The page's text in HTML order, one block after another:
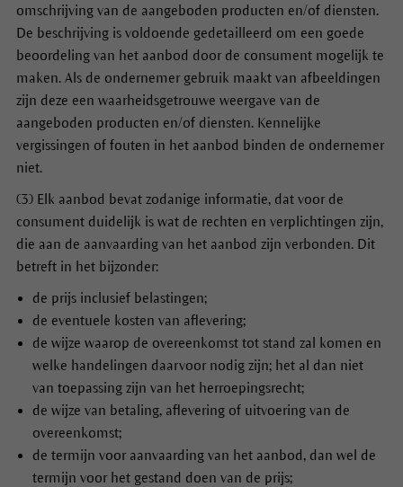
omschrijving van de aangeboden producten en/of diensten.
De beschrijving is voldoende gedetailleerd om een goede
beoordeling van het aanbod door de consument mogelijk te
maken. Als de ondernemer gebruik maakt van afbeeldingen
zijn deze een waarheidsgetrouwe weergave van de
aangeboden producten en/of diensten. Kennelijke
vergissingen of fouten in het aanbod binden de ondernemer
niet.
(3) Elk aanbod bevat zodanige informatie, dat voor de
consument duidelijk is wat de rechten en verplichtingen zijn,
die aan de aanvaarding van het aanbod zijn verbonden. Dit
betreft in het bijzonder:
de prijs inclusief belastingen;
de eventuele kosten van aflevering;
de wijze waarop de overeenkomst tot stand zal komen en
welke handelingen daarvoor nodig zijn; het al dan niet
van toepassing zijn van het herroepingsrecht;
de wijze van betaling, aflevering of uitvoering van de
overeenkomst;
de termijn voor aanvaarding van het aanbod, dan wel de
termijn voor het gestand doen van de prijs;